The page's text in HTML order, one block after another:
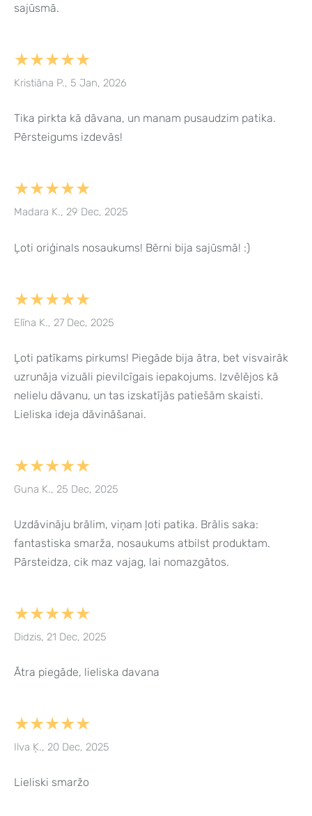
sajūsmā.
★★★★★
Kristiāna P., 5 Jan, 2026
Tika pirkta kā dāvana, un manam pusaudzim patika.
Pērsteigums izdevās!
★★★★★
Madara K., 29 Dec, 2025
Ļoti oriģinals nosaukums! Bērni bija sajūsmā! :)
★★★★★
Elīna K., 27 Dec, 2025
Ļoti patīkams pirkums! Piegāde bija ātra, bet visvairāk
uzrunāja vizuāli pievilcīgais iepakojums. Izvēlējos kā
nelielu dāvanu, un tas izskatījās patiešām skaisti.
Lieliska ideja dāvināšanai.
★★★★★
Guna K., 25 Dec, 2025
Uzdāvināju brālim, viņam ļoti patika. Brālis saka:
fantastiska smarža, nosaukums atbilst produktam.
Pārsteidza, cik maz vajag, lai nomazgātos.
★★★★★
Didzis, 21 Dec, 2025
Ātra piegāde, lieliska davana
★★★★★
Ilva Ķ., 20 Dec, 2025
Lieliski smaržo